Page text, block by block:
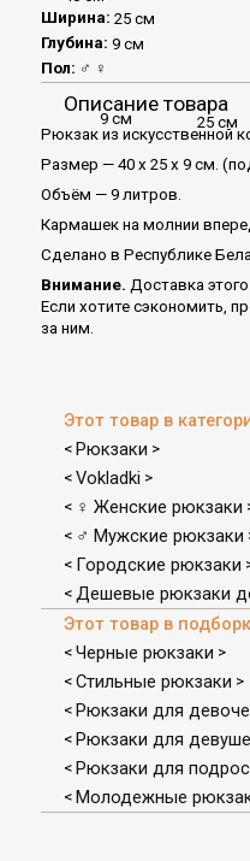
9 см 25 см
Ширина: 25 см
Глубина: 9 см
Пол: ♂ ♀
Описание товара
Рюкзак из искусственной
Размер — 40 х 25 х 9 см.
Объём — 9 литров.
Кармашек на молнии
Сделано в Республике
Внимание. Доставка
Если хотите сэкономить,
за ним.
Этот товар в
< Рюкзаки >
< Vokladki >
< ♀ Женские рюкзаки
< ♂ Мужские рюкзаки
< Городские рюкзаки
< Дешевые рюкзаки
Этот товар в
< Черные рюкзаки >
< Стильные рюкзаки >
< Рюкзаки для
< Рюкзаки для
< Рюкзаки для
< Молодежные